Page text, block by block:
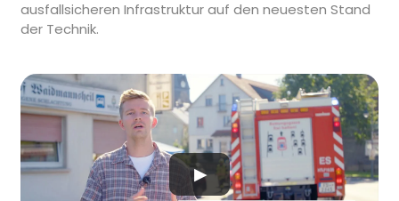
ausfallsicheren Infrastruktur auf den neuesten Stand
der Technik.
▶